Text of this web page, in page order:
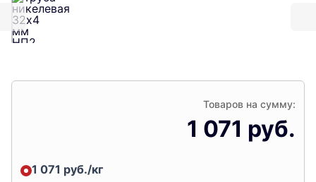
Товаров на сумму:
1 071 руб.
1 071 руб./кг